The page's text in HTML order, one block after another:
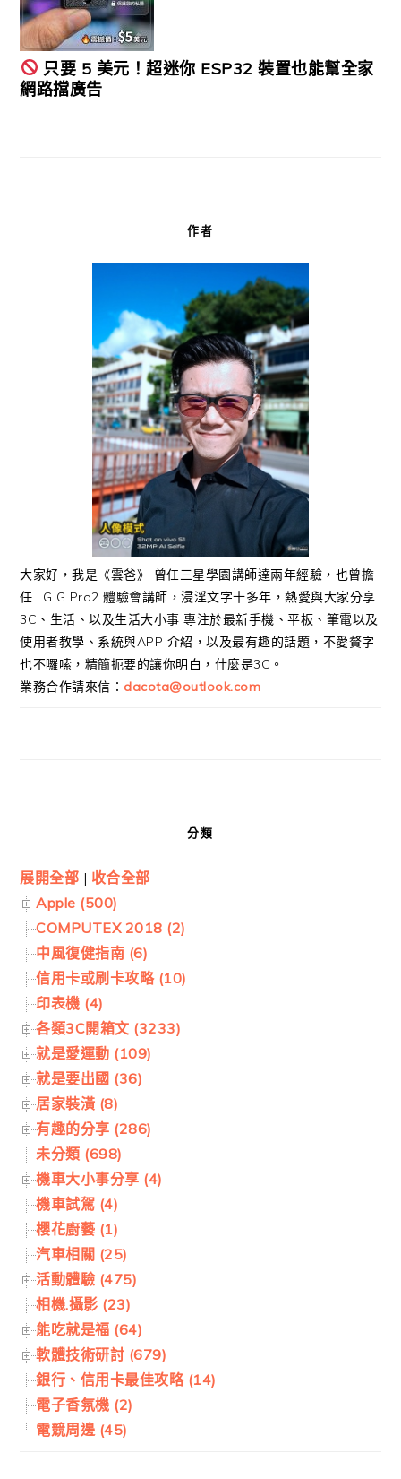
只要 5 美元！超迷你 ESP32 裝置也能幫全家
網路擋廣告
作者
大家好，我是《雲爸》 曾任三星學園講師達兩年經驗，也曾擔
任 LG G Pro2 體驗會講師，浸淫文字十多年，熱愛與大家分享
3C、生活、以及生活大小事 專注於最新手機、平板、筆電以及
使用者教學、系統與APP 介紹，以及最有趣的話題，不愛贅字
也不囉嗦，精簡扼要的讓你明白，什麼是3C。
業務合作請來信： dacota@outlook.com
分類
展開全部 | 收合全部
Apple (500)
COMPUTEX 2018 (2)
中風復健指南 (6)
信用卡或刷卡攻略 (10)
印表機 (4)
各類3C開箱文 (3233)
就是愛運動 (109)
就是要出國 (36)
居家裝潢 (8)
有趣的分享 (286)
未分類 (698)
機車大小事分享 (4)
機車試駕 (4)
櫻花廚藝 (1)
汽車相關 (25)
活動體驗 (475)
相機.攝影 (23)
能吃就是福 (64)
軟體技術研討 (679)
銀行、信用卡最佳攻略 (14)
電子香氛機 (2)
電競周邊 (45)